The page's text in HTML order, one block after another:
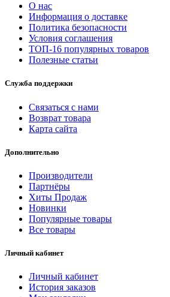
О нас
Информация о доставке
Политика безопасности
Условия соглашения
ТОП-16 популярных товаров
Полезные статьи
Служба поддержки
Связаться с нами
Возврат товара
Карта сайта
Дополнительно
Производители
Партнёры
Хиты Продаж
Новинки
Популярные товары
Все товары
Личный кабинет
Личный кабинет
История заказов